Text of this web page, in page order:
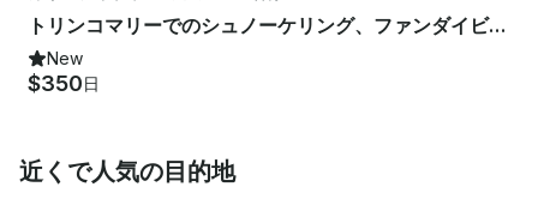
トリンコマリーでのシュノーケリング、ファンダイビングツアー、スキューバダイビングコース
New
$350日
近くで人気の目的地